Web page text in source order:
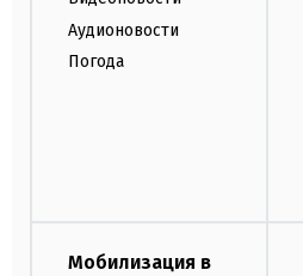
Аудионовости
Погода
Мобилизация в